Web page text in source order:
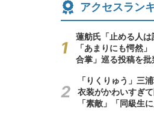
アクセスラン
蓮舫氏「止める人は
「あまりにも愕然
合掌」巡る投稿を批
「りくりゅう」三
衣装がかわいすぎ
「素敵」「同級生